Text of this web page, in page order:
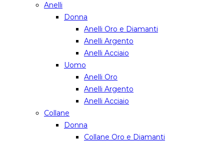
Anelli
Donna
Anelli Oro e Diamanti
Anelli Argento
Anelli Acciaio
Uomo
Anelli Oro
Anelli Argento
Anelli Acciaio
Collane
Donna
Collane Oro e Diamanti